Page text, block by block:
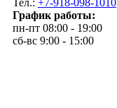
Тел.: +7-918-098-1010
График работы:
пн-пт 08:00 - 19:00
сб-вс 9:00 - 15:00